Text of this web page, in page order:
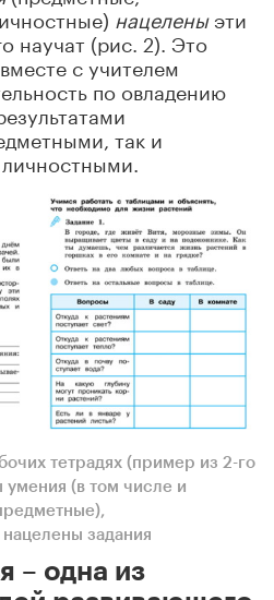
нацеленыэти
научат (рис. 2). Это
с учителем
по овладению
так и
тетрадях (пример из 2-го
умения (в том числе и
задания
– одна из